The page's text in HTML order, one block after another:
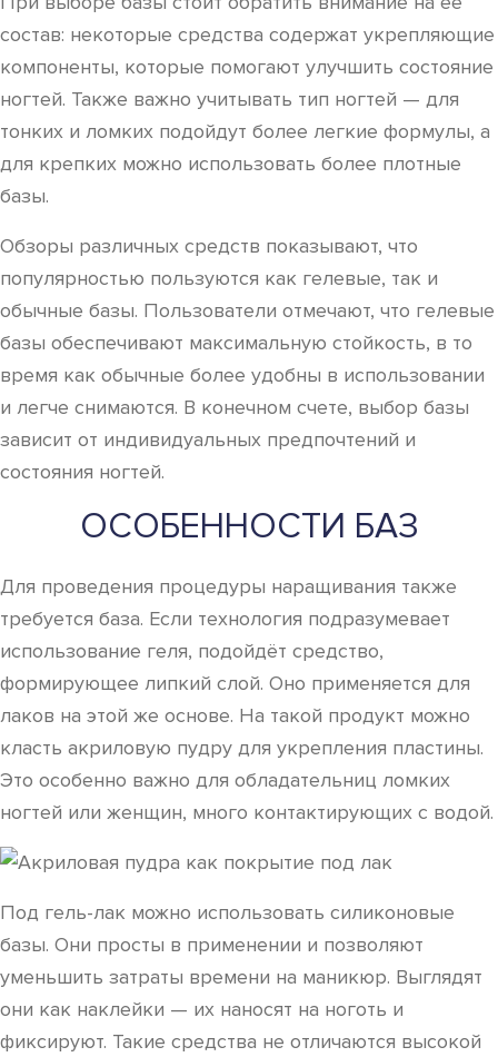
состав: некоторые средства содержат укрепляющие
компоненты, которые помогают улучшить состояние
ногтей. Также важно учитывать тип ногтей — для
тонких и ломких подойдут более легкие формулы, а
для крепких можно использовать более плотные
базы.
Обзоры различных средств показывают, что
популярностью пользуются как гелевые, так и
обычные базы. Пользователи отмечают, что гелевые
базы обеспечивают максимальную стойкость, в то
время как обычные более удобны в использовании
и легче снимаются. В конечном счете, выбор базы
зависит от индивидуальных предпочтений и
состояния ногтей.
ОСОБЕННОСТИ БАЗ
Для проведения процедуры наращивания также
требуется база. Если технология подразумевает
использование геля, подойдёт средство,
формирующее липкий слой. Оно применяется для
лаков на этой же основе. На такой продукт можно
класть акриловую пудру для укрепления пластины.
Это особенно важно для обладательниц ломких
ногтей или женщин, много контактирующих с водой.
Под гель-лак можно использовать силиконовые
базы. Они просты в применении и позволяют
уменьшить затраты времени на маникюр. Выглядят
они как наклейки — их наносят на ноготь и
фиксируют. Такие средства не отличаются высокой